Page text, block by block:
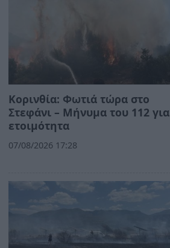
Κορινθία: Φωτιά τώρα στο
Στεφάνι – Μήνυμα του 112 για
ετοιμότητα
07/08/2026 17:28